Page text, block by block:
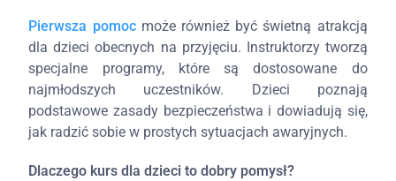
Pierwsza pomocmoże również być świetną atrakcją
dla dzieci obecnych na przyjęciu. Instruktorzy tworzą
specjalne programy, które są dostosowane do
najmłodszych uczestników. Dzieci poznają
podstawowe zasady bezpieczeństwa i dowiadują się,
jak radzić sobie w prostych sytuacjach awaryjnych.
Dlaczego kurs dla dzieci to dobry pomysł?